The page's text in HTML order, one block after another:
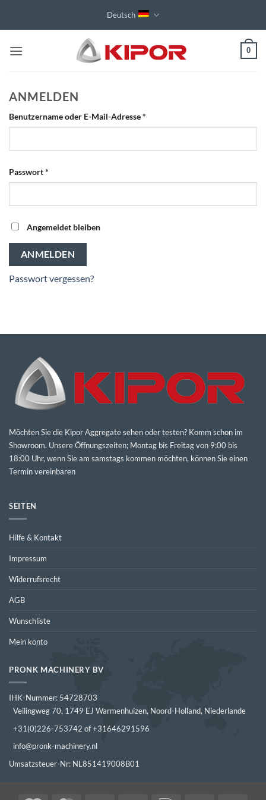
Deutsch
0
ANMELDEN
Benutzername oder E-Mail-Adresse*
Passwort*
Angemeldet bleiben
ANMELDEN
Passwort vergessen?
Möchten Sie die Kipor Aggregate sehen oder testen? Komm schon im
Showroom. Unsere Öffnungszeiten; Montag bis Freitag von 9:00 bis
18:00 Uhr, wenn Sie am samstags kommen möchten, können Sie einen
Termin vereinbaren
SEITEN
Hilfe & Kontakt
Impressum
Widerrufsrecht
AGB
Wunschliste
Mein konto
PRONK MACHINERY BV
IHK-Nummer: 54728703
Veilingweg 70, 1749 EJ Warmenhuizen, Noord-Holland, Niederlande
+31(0)226-753742 of +31646291596
info@pronk-machinery.nl
Umsatzsteuer-Nr: NL851419008B01